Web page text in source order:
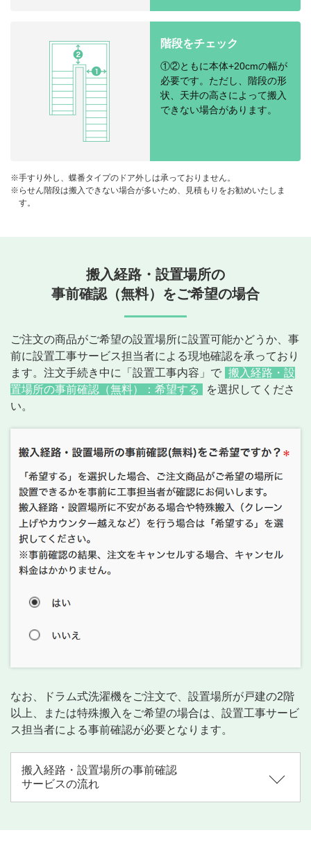
階段をチェック
①②ともに本体+20cmの幅が
必要です。ただし、階段の形
状、天井の高さによって搬入
できない場合があります。
※手すり外し、蝶番タイプのドア外しは承っておりません。
※らせん階段は搬入できない場合が多いため、見積もりをお勧めいたしま
す。
搬入経路・設置場所の
事前確認（無料）をご希望の場合
ご注文の商品がご希望の設置場所に設置可能かどうか、事
前に設置工事サービス担当者による現地確認を承っており
ます。注文手続き中に「設置工事内容」で 搬入経路・設
置場所の事前確認（無料）：希望する
を選択してくださ
い。
なお、ドラム式洗濯機をご注文で、設置場所が戸建の2階
以上、または特殊搬入をご希望の場合は、設置工事サービ
ス担当者による事前確認が必要となります。
搬入経路・設置場所の事前確認
サービスの流れ